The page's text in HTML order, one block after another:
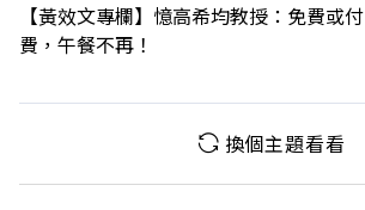
【黃效文專欄】憶高希均教授：免費或付
費，午餐不再！
換個主題看看